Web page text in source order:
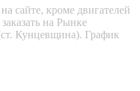
сайте, кроме двигателей
на Рынке
Кунцевщина). График